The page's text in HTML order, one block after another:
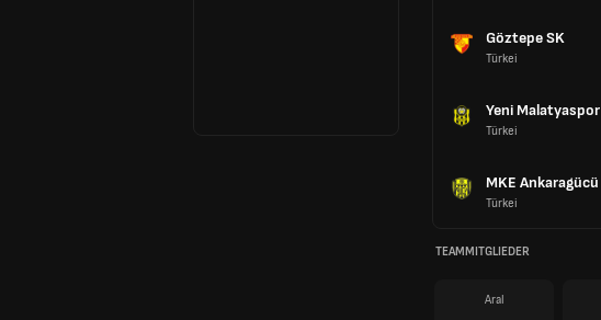
Göztepe SK
Türkei
Yeni Malatyaspor
Türkei
MKE Ankaragücü
Türkei
TEAMMITGLIEDER
Aral